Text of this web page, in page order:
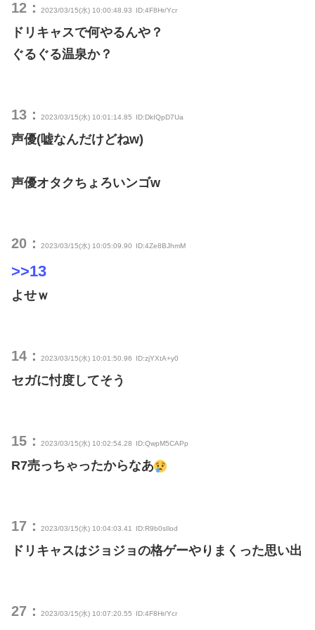
12： 2023/03/15(水) 10:00:48.93 ID:4F8Hr/Ycr
ドリキャスで何やるんや？
ぐるぐる温泉か？
13： 2023/03/15(水) 10:01:14.85 ID:DkIQpD7Ua
声優(嘘なんだけどねw)
声優オタクちょろいンゴw
20： 2023/03/15(水) 10:05:09.90 ID:4Ze8BJhmM
>>13
よせｗ
14： 2023/03/15(水) 10:01:50.96 ID:zjYXtA+y0
セガに忖度してそう
15： 2023/03/15(水) 10:02:54.28 ID:QwpM5CAPp
R7売っちゃったからなあ
17： 2023/03/15(水) 10:04:03.41 ID:R9b0sIlod
ドリキャスはジョジョの格ゲーやりまくった思い出
27： 2023/03/15(水) 10:07:20.55 ID:4F8Hr/Ycr